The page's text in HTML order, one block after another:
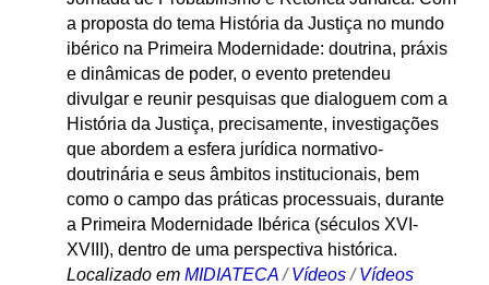
a proposta do tema História da Justiça no mundo
ibérico na Primeira Modernidade: doutrina, práxis
e dinâmicas de poder, o evento pretendeu
divulgar e reunir pesquisas que dialoguem com a
História da Justiça, precisamente, investigações
que abordem a esfera jurídica normativo-
doutrinária e seus âmbitos institucionais, bem
como o campo das práticas processuais, durante
a Primeira Modernidade Ibérica (séculos XVI-
XVIII), dentro de uma perspectiva histórica.
Localizado em MIDIATECA /Vídeos /Vídeos